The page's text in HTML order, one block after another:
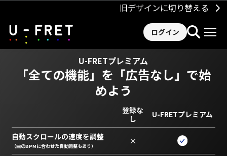
旧デザインに切り替える
ログイン
U-FRETプレミアム
「全ての機能」を 「広告なし」で始
めよう
登録な
し
U-FRETプレミアム
自動スクロールの速度を調整
（曲のBPMに合わせた自動調整もあり） ×